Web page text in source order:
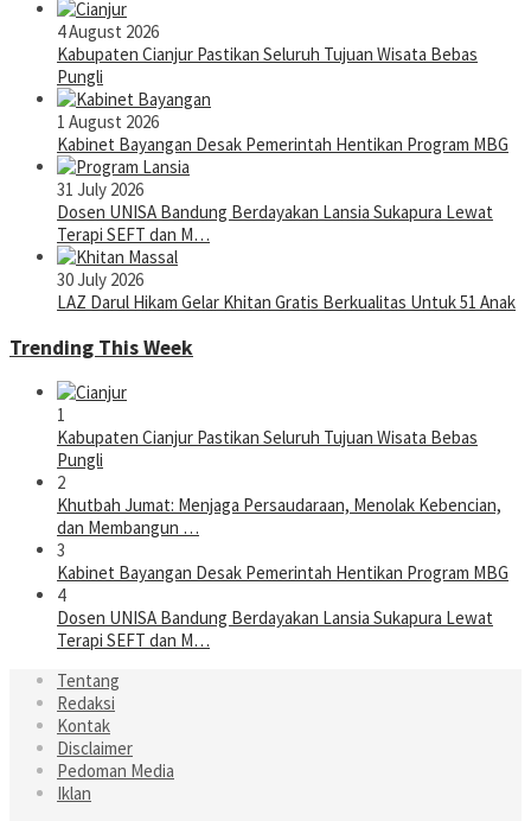
4 August 2026
Kabupaten Cianjur Pastikan Seluruh Tujuan Wisata Bebas
Pungli
1 August 2026
Kabinet Bayangan Desak Pemerintah Hentikan Program MBG
31 July 2026
Dosen UNISA Bandung Berdayakan Lansia Sukapura Lewat
Terapi SEFT dan M…
30 July 2026
LAZ Darul Hikam Gelar Khitan Gratis Berkualitas Untuk 51 Anak
Trending This Week
1
Kabupaten Cianjur Pastikan Seluruh Tujuan Wisata Bebas
Pungli
2
Khutbah Jumat: Menjaga Persaudaraan, Menolak Kebencian,
dan Membangun …
3
Kabinet Bayangan Desak Pemerintah Hentikan Program MBG
4
Dosen UNISA Bandung Berdayakan Lansia Sukapura Lewat
Terapi SEFT dan M…
Tentang
Redaksi
Kontak
Disclaimer
Pedoman Media
Iklan